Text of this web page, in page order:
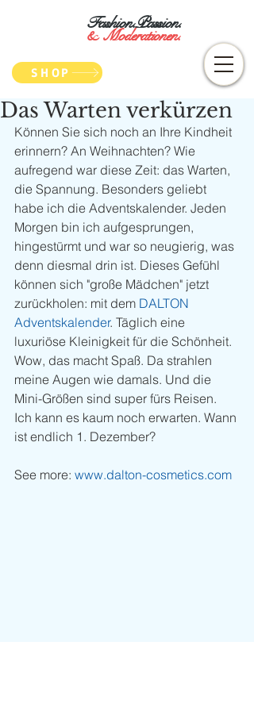
Fashion.Passion.
&Moderationen.
SHOP
Das Warten verkürzen
Können Sie sich noch an Ihre Kindheit
erinnern? An Weihnachten? Wie
aufregend war diese Zeit: das Warten,
die Spannung. Besonders geliebt
habe ich die Adventskalender. Jeden
Morgen bin ich aufgesprungen,
hingestürmt und war so neugierig, was
denn diesmal drin ist. Dieses Gefühl
können sich "große Mädchen" jetzt
zurückholen: mit dem DALTON
Adventskalender. Täglich eine
luxuriöse Kleinigkeit für die Schönheit.
Wow, das macht Spaß. Da strahlen
meine Augen wie damals. Und die
Mini-Größen sind super fürs Reisen.
Ich kann es kaum noch erwarten. Wann
ist endlich 1. Dezember?
See more: www.dalton-cosmetics.com